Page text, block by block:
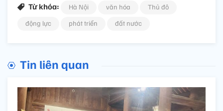
Từ khóa: Hà Nội văn hóa
Thủ đô
động lực
phát triển đất nước
Tin liên quan